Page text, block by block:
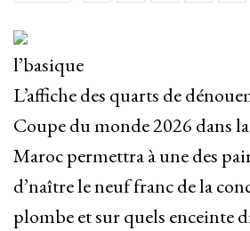
l’basique
L’affiche des quarts de
Coupe du monde 2026 dans
Maroc permettra à une des
d’naître le neuf franc de la
plombe et sur quels enceinte